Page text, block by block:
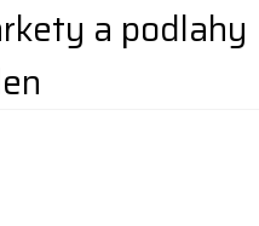
a podlahy